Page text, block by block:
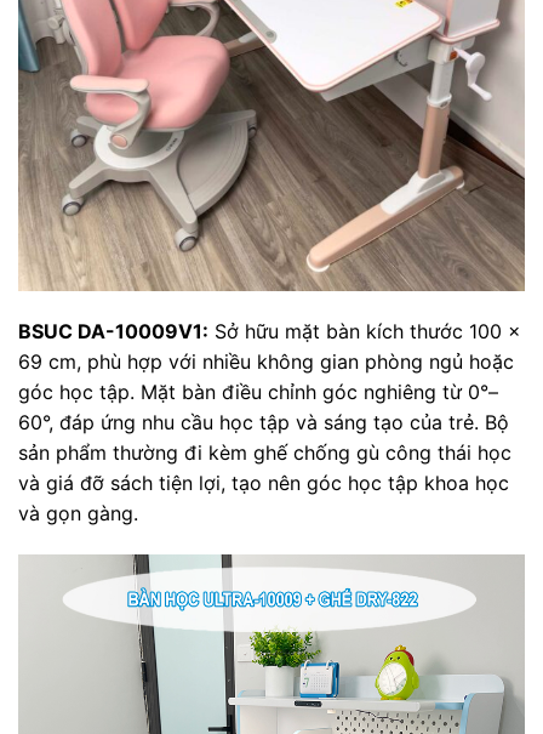
BSUC DA-10009V1: Sở hữu mặt bàn kích thước 100 ×
69 cm, phù hợp với nhiều không gian phòng ngủ hoặc
góc học tập. Mặt bàn điều chỉnh góc nghiêng từ 0°–
60°, đáp ứng nhu cầu học tập và sáng tạo của trẻ. Bộ
sản phẩm thường đi kèm ghế chống gù công thái học
và giá đỡ sách tiện lợi, tạo nên góc học tập khoa học
và gọn gàng.